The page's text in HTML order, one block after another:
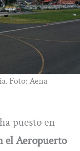
Foto: Aena
puesto en
el Aeropuerto